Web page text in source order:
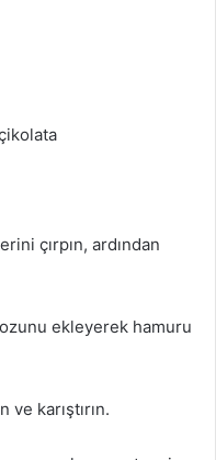
çırpın, ardından
ekleyerek hamuru
ve karıştırın.